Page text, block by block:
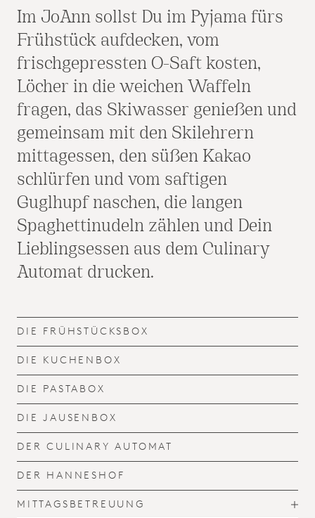
Im JoAnn sollst Du im Pyjama fürs
Frühstück aufdecken, vom
frischgepressten O-Saft kosten,
Löcher in die weichen Waffeln
fragen, das Skiwasser genießen und
gemeinsam mit den Skilehrern
mittagessen, den süßen Kakao
schlürfen und vom saftigen
Guglhupf naschen, die langen
Spaghettinudeln zählen und Dein
Lieblingsessen aus dem Culinary
Automat drucken.
DIE FRÜHSTÜCKSBOX
DIE KUCHENBOX
DIE PASTABOX
DIE JAUSENBOX
DER CULINARY AUTOMAT
DER HANNESHOF
MITTAGSBETREUUNG
T